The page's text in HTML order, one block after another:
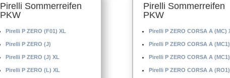
Pirelli Sommerreifen
PKW
Pirelli P ZERO (F01) XL
Pirelli P ZERO (J)
Pirelli P ZERO (J) XL
Pirelli P ZERO (L) XL
Pirelli Sommerreifen
PKW
Pirelli P ZERO CORSA A (MC)
Pirelli P ZERO CORSA A (MC1)
Pirelli P ZERO CORSA A
Pirelli P ZERO CORSA A